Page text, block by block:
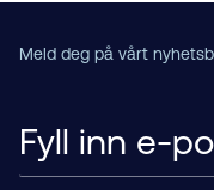
Meld deg på vårt